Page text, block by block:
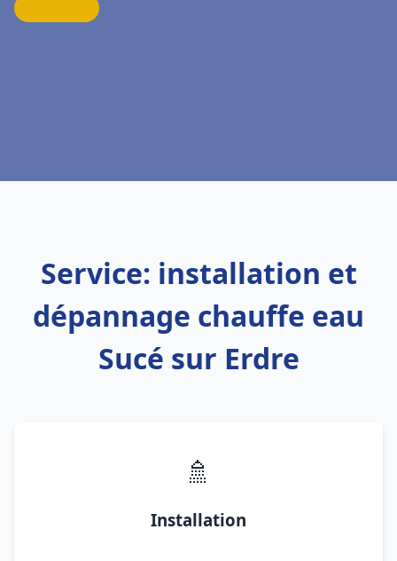
Service: installation et
dépannage chauffe eau
Sucé sur Erdre
🚿
Installation